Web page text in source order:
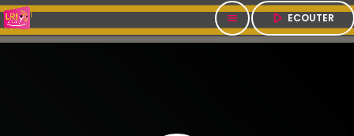
menu play_arrow ECOUTER